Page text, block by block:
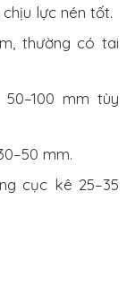
lực nén tốt.
thường có tai
mm tùy
mm.
cục kê 25–35